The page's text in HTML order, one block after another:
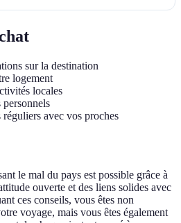
sur la destination
logement
locales
avec vos proches
le mal du pays est possible grâce à
ouverte et des liens solides avec
ces conseils, vous êtes non
voyage, mais vous êtes également